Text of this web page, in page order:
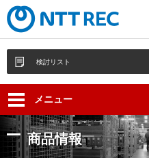
検討リスト
メニュー
商品情報